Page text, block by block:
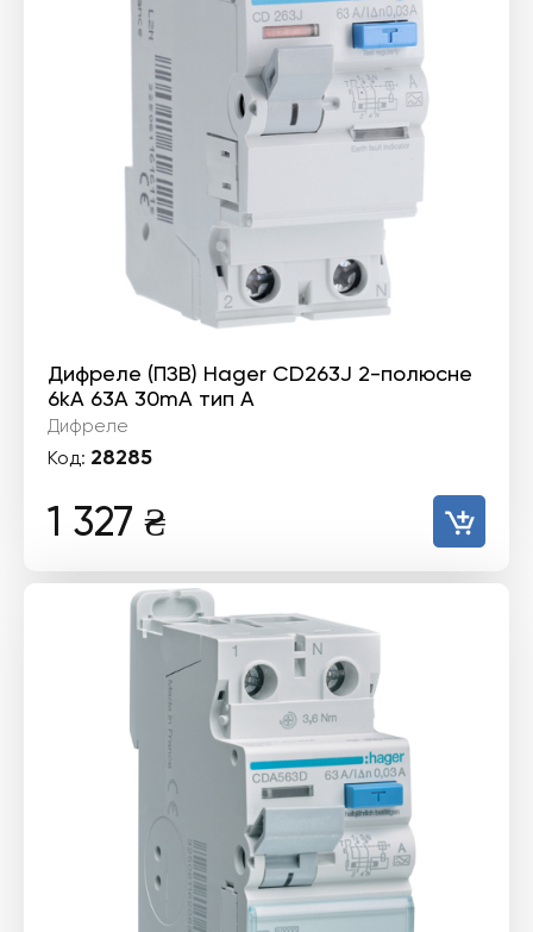
Дифреле (ПЗВ) Hager CD263J 2-полюсне
6kА 63А 30mA тип А
Дифреле
Код: 28285
1 327 ₴